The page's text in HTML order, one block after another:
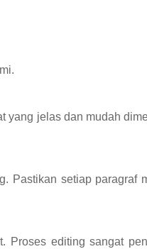
yang jelas dan mudah
Pastikan setiap paragraf
Proses editing sangat